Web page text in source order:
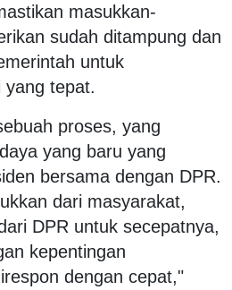
masukkan-
sudah ditampung dan
untuk
yang tepat.
proses, yang
yang baru yang
bersama dengan DPR.
dari masyarakat,
DPR untuk secepatnya,
kepentingan
dengan cepat,"